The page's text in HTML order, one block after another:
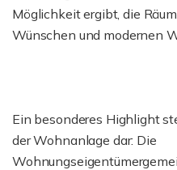
Möglichkeit ergibt, die
Wünschen und modernen
Ein besonderes Highlight
der Wohnanlage dar: Die